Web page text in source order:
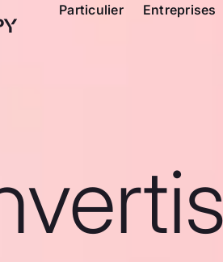
Particulier Entreprises